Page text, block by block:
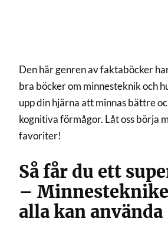
Den här genren av faktaböcker
bra böcker om minnesteknik och
upp din hjärna att minnas bättre
kognitiva förmågor. Låt oss börja
favoriter!
Så får du ett
–
alla kan använda